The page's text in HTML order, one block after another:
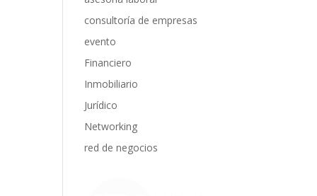
consultoría de empresas
evento
Financiero
Inmobiliario
Jurídico
Networking
red de negocios